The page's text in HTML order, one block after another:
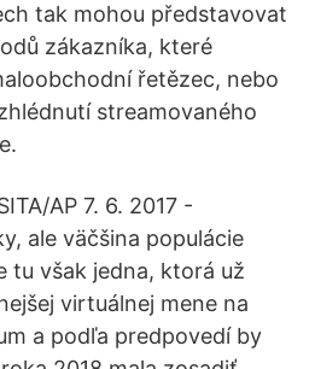
tak mohou představovat
zákazníka, které
řetězec, nebo
streamovaného
AP 7. 6. 2017 -
ale väčšina populácie
tu však jedna, ktorá už
virtuálnej mene na
a podľa predpovedí by